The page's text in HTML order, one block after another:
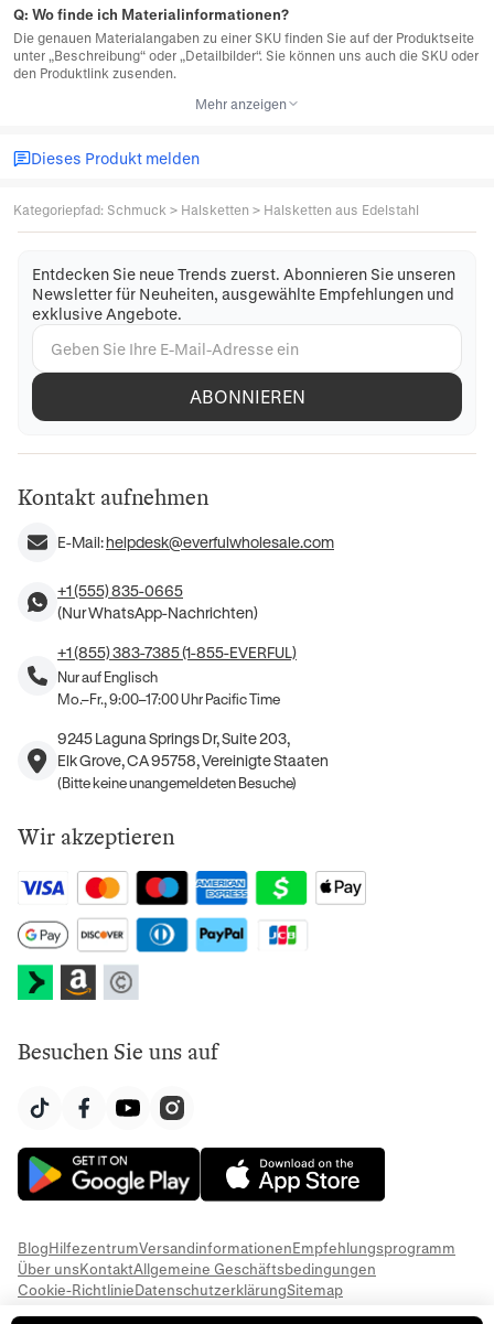
Q: Wo finde ich Materialinformationen?
Die genauen Materialangaben zu einer SKU finden Sie auf der Produktseite
unter „Beschreibung“ oder „Detailbilder“. Sie können uns auch die SKU oder
den Produktlink zusenden.
Mehr anzeigen
Dieses Produkt melden
Kategoriepfad: Schmuck > Halsketten > Halsketten aus Edelstahl
Entdecken Sie neue Trends zuerst. Abonnieren Sie unseren
Newsletter für Neuheiten, ausgewählte Empfehlungen und
exklusive Angebote.
ABONNIEREN
Kontakt aufnehmen
E-Mail:helpdesk@everfulwholesale.com
+1 (555) 835-0665
(Nur WhatsApp-Nachrichten)
+1 (855) 383-7385 (1-855-EVERFUL)
Nur auf Englisch
Mo.–Fr., 9:00–17:00 Uhr Pacific Time
9245 Laguna Springs Dr, Suite 203,
Elk Grove, CA 95758, Vereinigte Staaten
(Bitte keine unangemeldeten Besuche)
Wir akzeptieren
Besuchen Sie uns auf
BlogHilfezentrumVersandinformationenEmpfehlungsprogramm
Über unsKontaktAllgemeine Geschäftsbedingungen
Cookie-RichtlinieDatenschutzerklärungSitemap